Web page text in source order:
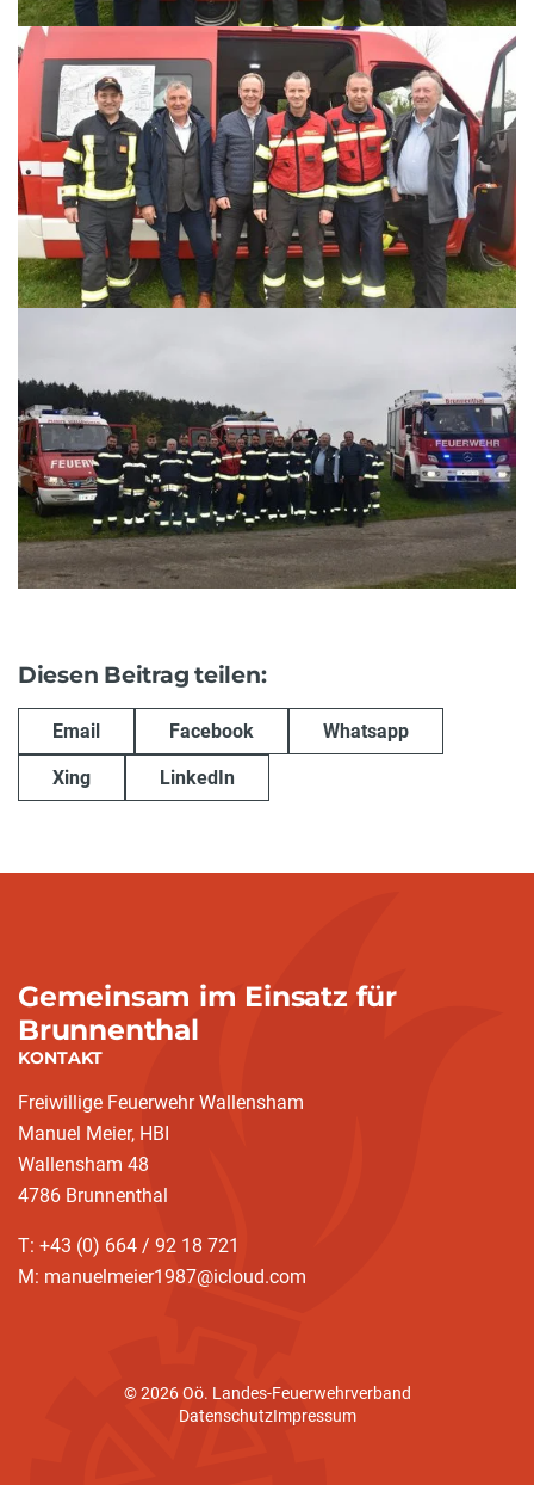
Diesen Beitrag teilen:
Email Facebook Whatsapp
Xing LinkedIn
Gemeinsam im Einsatz für
Brunnenthal
KONTAKT
Freiwillige Feuerwehr Wallensham
Manuel Meier, HBI
Wallensham 48
4786 Brunnenthal
T: +43 (0) 664 / 92 18 721
M: manuelmeier1987@icloud.com
© 2026 Oö. Landes-Feuerwehrverband
DatenschutzImpressum